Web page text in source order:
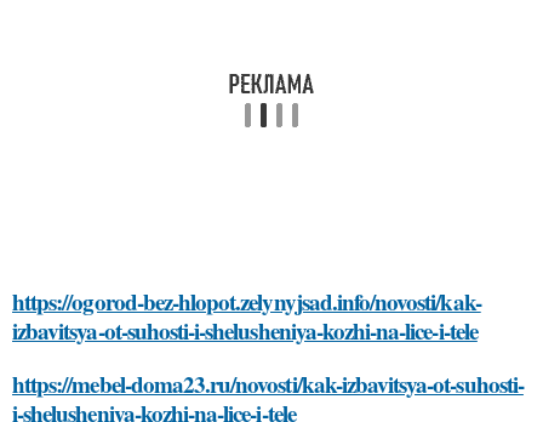
https://ogorod-bez-hlopot.zelynyjsad.info/novosti/kak-
izbavitsya-ot-suhosti-i-shelusheniya-kozhi-na-lice-i-tele
https://mebel-doma23.ru/novosti/kak-izbavitsya-ot-suhosti-
i-shelusheniya-kozhi-na-lice-i-tele